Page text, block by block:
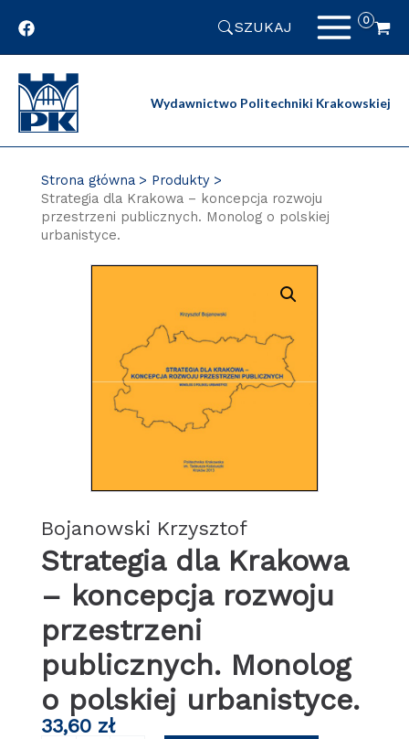
SZUKAJ
Wydawnictwo Politechniki Krakowskiej
Strona główna
Produkty
Strategia dla Krakowa – koncepcja rozwoju
przestrzeni publicznych. Monolog o polskiej
urbanistyce.
Bojanowski Krzysztof
Strategia dla Krakowa
– koncepcja rozwoju
przestrzeni
publicznych. Monolog
o polskiej urbanistyce.
33,60 zł